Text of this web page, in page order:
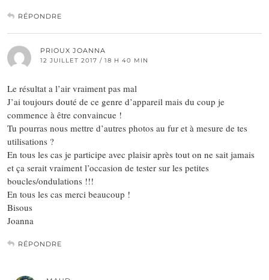
RÉPONDRE
PRIOUX JOANNA
12 JUILLET 2017 / 18 H 40 MIN
Le résultat a l’air vraiment pas mal
J’ai toujours douté de ce genre d’appareil mais du coup je
commence à être convaincue !
Tu pourras nous mettre d’autres photos au fur et à mesure de tes
utilisations ?
En tous les cas je participe avec plaisir après tout on ne sait jamais
et ça serait vraiment l’occasion de tester sur les petites
boucles/ondulations !!!
En tous les cas merci beaucoup !
Bisous
Joanna
RÉPONDRE